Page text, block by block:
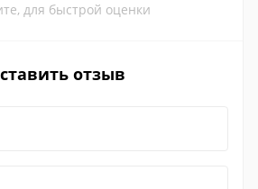
для быстрой оценки
отзыв